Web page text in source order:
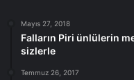
Mayıs 27, 2018
Falların Piri ünlülerin
sizlerle
Temmuz 26, 2017